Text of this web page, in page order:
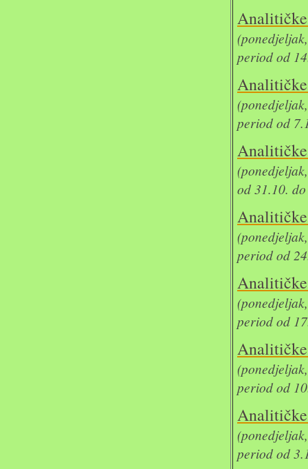
period od
period od
od 31.10.
period od
period od
period od
period od